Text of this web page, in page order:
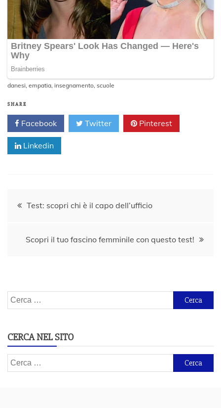
danesi, empatia, insegnamento, scuole
SHARE
Facebook Twitter Pinterest
Linkedin
Navigazione
Test: scopri chi è il capo dell’ufficio
Scopri il tuo fascino femminile con questo test!
Ricerca
per:
CERCA NEL SITO
Ricerca
per: